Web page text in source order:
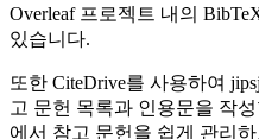
Overleaf 프로젝트 내의
있습니다.
또한 CiteDrive를 사용하여
고 문헌 목록과 인용문을 작
에서 참고 문헌을 쉽게 관리